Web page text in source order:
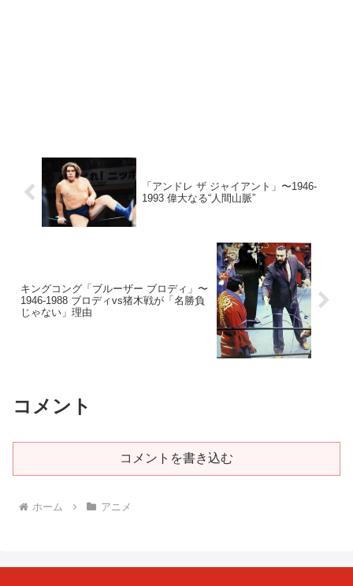
「アンドレ ザ ジャイアント」〜1946-
1993 偉大なる“人間山脈”
キングコング「ブルーザー ブロディ」〜
1946-1988 ブロディvs猪木戦が「名勝負
じゃない」理由
コメント
コメントを書き込む
ホーム アニメ